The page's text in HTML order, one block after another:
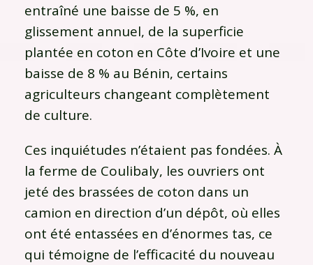
entraîné une baisse de 5 %, en
glissement annuel, de la superficie
plantée en coton en Côte d’Ivoire et une
baisse de 8 % au Bénin, certains
agriculteurs changeant complètement
de culture.
Ces inquiétudes n’étaient pas fondées. À
la ferme de Coulibaly, les ouvriers ont
jeté des brassées de coton dans un
camion en direction d’un dépôt, où elles
ont été entassées en d’énormes tas, ce
qui témoigne de l’efficacité du nouveau